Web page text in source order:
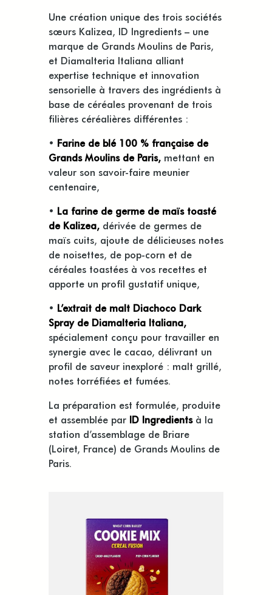
Une création unique des trois sociétés
sœurs Kalizea, ID Ingredients – une
marque de Grands Moulins de Paris,
et Diamalteria Italiana alliant
expertise technique et innovation
sensorielle à travers des ingrédients à
base de céréales provenant de trois
filières céréalières différentes :
• Farine de blé 100 % française de
Grands Moulins de Paris, mettant en
valeur son savoir-faire meunier
centenaire,
• La farine de germe de maïs toasté
de Kalizea, dérivée de germes de
maïs cuits, ajoute de délicieuses notes
de noisettes, de pop-corn et de
céréales toastées à vos recettes et
apporte un profil gustatif unique,
• L’extrait de malt Diachoco Dark
Spray de Diamalteria Italiana,
spécialement conçu pour travailler en
synergie avec le cacao, délivrant un
profil de saveur inexploré : malt grillé,
notes torréfiées et fumées.
La préparation est formulée, produite
et assemblée par ID Ingredientsà la
station d’assemblage de Briare
(Loiret, France) de Grands Moulins de
Paris.